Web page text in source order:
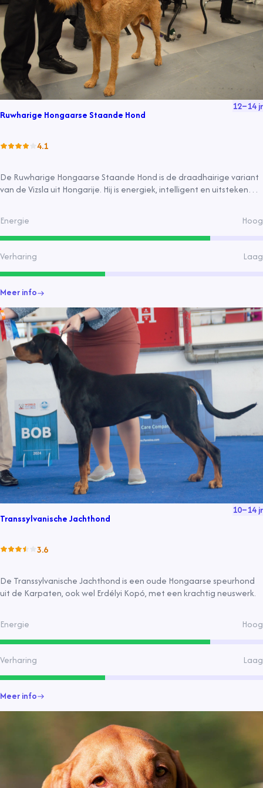
Ruwharige Hongaarse Staande Hond
12–14jr
4.1
De Ruwharige Hongaarse Staande Hond is de draadhairige variant
van de Vizsla uit Hongarije. Hij is energiek, intelligent en uitstekend
Energie Hoog
Verharing Laag
Meer info
Transsylvanische Jachthond
10–14jr
3.6
De Transsylvanische Jachthond is een oude Hongaarse speurhond
uit de Karpaten, ook wel Erdélyi Kopó, met een krachtig neuswerk.
Energie Hoog
Verharing Laag
Meer info